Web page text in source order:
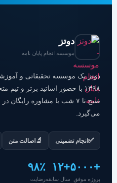
دوتز
موسسه انجام پایان نامه
دوتز یک موسسه تحقیقاتی و
صبح تا ۷ شب با مشاوره
می‌گیرد.
✅انجام تضمینی 🔬اصالت متن
+۵۰۰۰
پروژه موفق
+۱۲
سال سابقه
۹۸٪
رضایت